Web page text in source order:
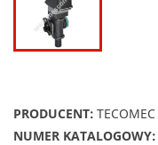
PRODUCENT: TECOMEC
NUMER KATALOGOWY: